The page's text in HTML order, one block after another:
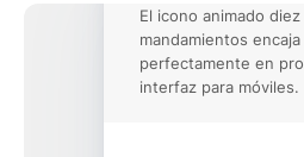
El icono animado diez
mandamientos encaja
perfectamente en
interfaz para móviles.